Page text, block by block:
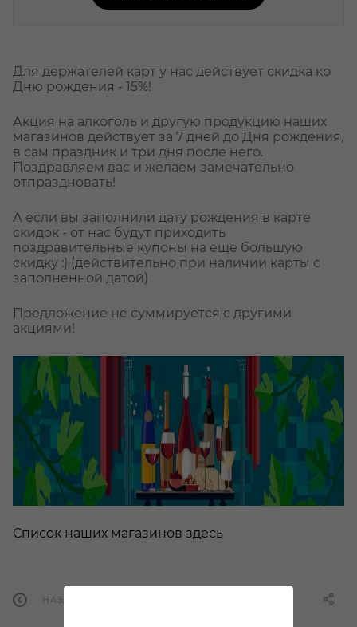
Для держателей карт у нас действует скидка ко
Дню рождения - 15%!
Акция на алкоголь и другую продукцию наших
магазинов действует за 7 дней до Дня рождения,
в сам праздник и три дня после него.
Поздравляем вас и желаем замечательно
отпраздновать!
А если вы заполнили дату рождения в карте
скидок - от нас будут приходить
поздравительные купоны на еще большую
скидку :) (действительно при наличии карты с
заполненной датой)
Предложение не суммируется с другими
акциями!
Список наших магазинов здесь
НАЗАД К СПИСКУ